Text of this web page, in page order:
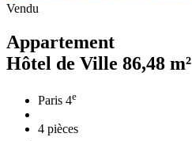
Vendu
Appartement
Hôtel de Ville 86,48 m²
Paris 4e
4 pièces